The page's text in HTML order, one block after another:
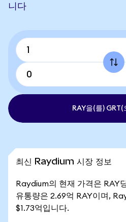
니다
RAY을(를) GRT(
최신 Raydium 시장 정보
Raydium의 현재 가격은 RAY
유통량은 2.69억 RAY이며,
$1.73억입니다.